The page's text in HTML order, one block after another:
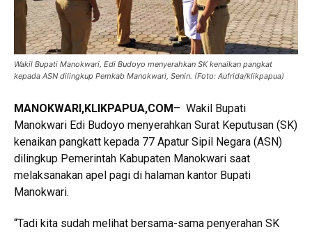
Wakil Bupati Manokwari, Edi Budoyo menyerahkan SK kenaikan pangkat
kepada ASN dilingkup Pemkab Manokwari, Senin. (Foto: Aufrida/klikpapua)
MANOKWARI,KLIKPAPUA,COM– Wakil Bupati
Manokwari Edi Budoyo menyerahkan Surat Keputusan (SK)
kenaikan pangkatt kepada 77 Apatur Sipil Negara (ASN)
dilingkup Pemerintah Kabupaten Manokwari saat
melaksanakan apel pagi di halaman kantor Bupati
Manokwari.
“Tadi kita sudah melihat bersama-sama penyerahan SK